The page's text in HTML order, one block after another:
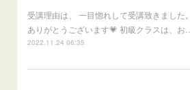
受講理由は、 一目惚れして受講致きました。
ありがとうございます💗 初級クラスは、お…
2022.11.24 06:35